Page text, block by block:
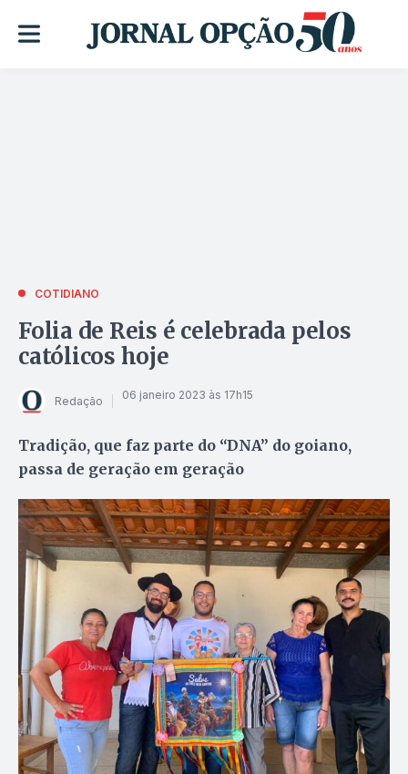
COTIDIANO
Folia de Reis é celebrada pelos
católicos hoje
Redação 06 janeiro 2023 às 17h15
Tradição, que faz parte do “DNA” do goiano,
passa de geração em geração